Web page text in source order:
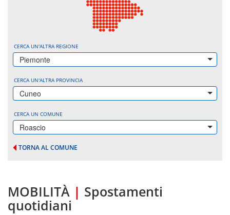
CERCA UN'ALTRA REGIONE
Piemonte
CERCA UN'ALTRA PROVINCIA
Cuneo
CERCA UN COMUNE
Roascio
TORNA AL COMUNE
MOBILITÀ | Spostamenti
quotidiani